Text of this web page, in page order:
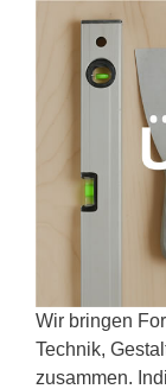
Wir bringen
Technik,
zusammen.